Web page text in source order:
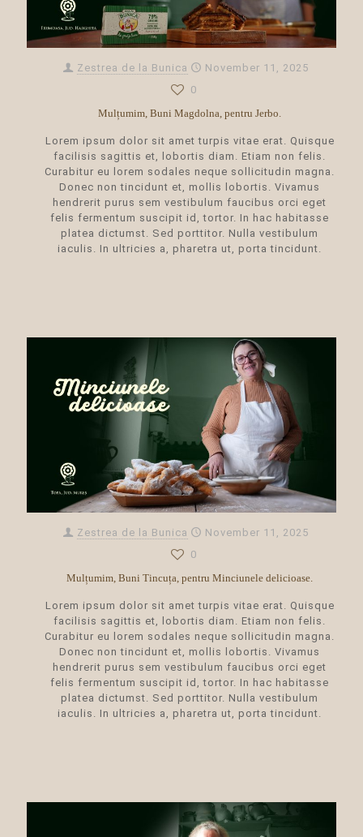
Zestrea de la Bunica
November 11, 2025
0
Mulțumim, Buni Magdolna, pentru Jerbo.
Lorem ipsum dolor sit amet turpis vitae erat. Quisque
facilisis sagittis et, lobortis diam. Etiam non felis.
Curabitur eu lorem sodales neque sollicitudin magna.
Donec non tincidunt et, mollis lobortis. Vivamus
hendrerit purus sem vestibulum faucibus orci eget
felis fermentum suscipit id, tortor. In hac habitasse
platea dictumst. Sed porttitor. Nulla vestibulum
iaculis. In ultricies a, pharetra ut, porta tincidunt.
Zestrea de la Bunica
November 11, 2025
0
Mulțumim, Buni Tincuța, pentru Minciunele delicioase.
Lorem ipsum dolor sit amet turpis vitae erat. Quisque
facilisis sagittis et, lobortis diam. Etiam non felis.
Curabitur eu lorem sodales neque sollicitudin magna.
Donec non tincidunt et, mollis lobortis. Vivamus
hendrerit purus sem vestibulum faucibus orci eget
felis fermentum suscipit id, tortor. In hac habitasse
platea dictumst. Sed porttitor. Nulla vestibulum
iaculis. In ultricies a, pharetra ut, porta tincidunt.